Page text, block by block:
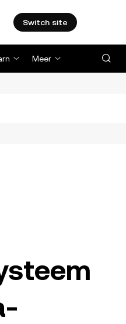
Switch site
Meer